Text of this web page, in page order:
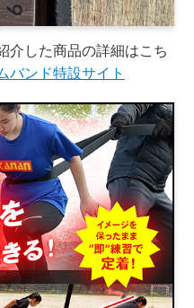
介した商品の詳細はこち
バンド特設サイト